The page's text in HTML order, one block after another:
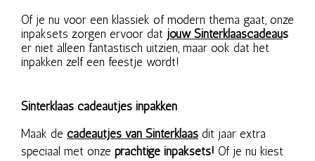
Of je nu voor een klassiek of modern thema gaat, onze
inpaksets zorgen ervoor dat jouw Sinterklaascadeaus
er niet alleen fantastisch uitzien, maar ook dat het
inpakken zelf een feestje wordt!
Sinterklaas cadeautjes inpakken
Maak de cadeautjes van Sinterklaas dit jaar extra
speciaal met onze prachtige inpaksets! Of je nu kiest